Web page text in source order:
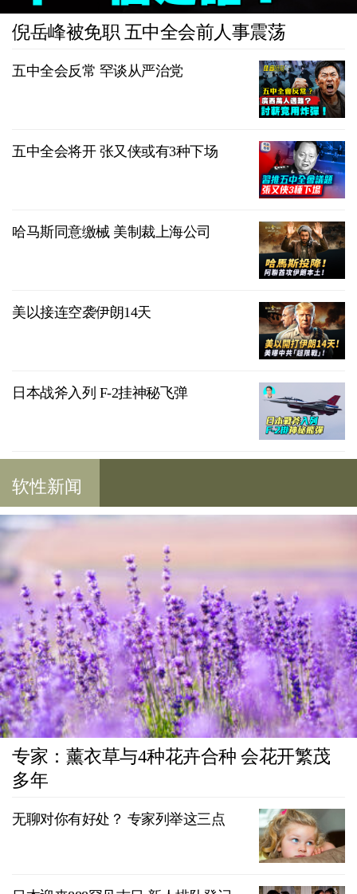
倪岳峰被免职 五中全会前人事震荡
五中全会反常 罕谈从严治党
五中全会将开 张又侠或有3种下场
哈马斯同意缴械 美制裁上海公司
美以接连空袭伊朗14天
日本战斧入列 F-2挂神秘飞弹
软性新闻
专家：薰衣草与4种花卉合种 会花开繁茂
多年
无聊对你有好处？ 专家列举这三点